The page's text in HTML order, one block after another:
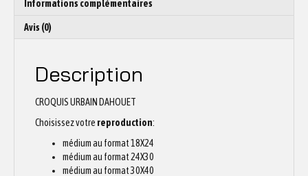
Informations complémentaires
Avis (0)
Description
CROQUIS URBAIN DAHOUET
Choisissez votre reproduction:
médium au format 18X24
médium au format 24X30
médium au format 30X40